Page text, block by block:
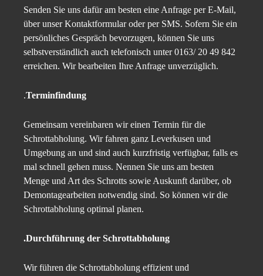
Senden Sie uns dafür am besten eine Anfrage per E-Mail,
über unser Kontaktformular oder per SMS. Sofern Sie ein
persönliches Gespräch bevorzugen, können Sie uns
selbstverständlich auch telefonisch unter 0163/ 20 49 842
erreichen. Wir bearbeiten Ihre Anfrage unverzüglich.
.Terminfindung
Gemeinsam vereinbaren wir einen Termin für die
Schrottabholung. Wir fahren ganz Leverkusen und
Umgebung an und sind auch kurzfristig verfügbar, falls es
mal schnell gehen muss. Nennen Sie uns am besten
Menge und Art des Schrotts sowie Auskunft darüber, ob
Demontagearbeiten notwendig sind. So können wir die
Schrottabholung optimal planen.
.Durchführung der Schrottabholung
Wir führen die Schrottabholung effizient und